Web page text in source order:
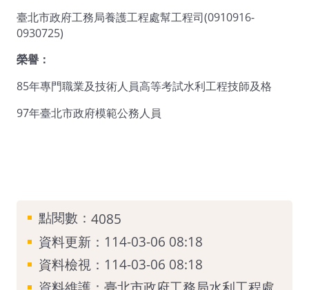
臺北市政府工務局養護工程處幫工程司(0910916-
0930725)
榮譽：
85年專門職業及技術人員高等考試水利工程技師及格
97年臺北市政府模範公務人員
點閱數： 4085
資料更新：114-03-06 08:18
資料檢視：114-03-06 08:18